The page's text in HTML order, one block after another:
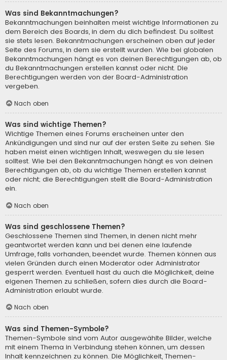
Was sind Bekanntmachungen?
Bekanntmachungen beinhalten meist wichtige Informationen zu
dem Bereich des Boards, in dem du dich befindest. Du solltest
sie stets lesen. Bekanntmachungen erscheinen oben auf jeder
Seite des Forums, in dem sie erstellt wurden. Wie bei globalen
Bekanntmachungen hängt es von deinen Berechtigungen ab, ob
du Bekanntmachungen erstellen kannst oder nicht. Die
Berechtigungen werden von der Board-Administration
vergeben.
Nach oben
Was sind wichtige Themen?
Wichtige Themen eines Forums erscheinen unter den
Ankündigungen und sind nur auf der ersten Seite zu sehen. Sie
haben meist einen wichtigen Inhalt, weswegen du sie lesen
solltest. Wie bei den Bekanntmachungen hängt es von deinen
Berechtigungen ab, ob du wichtige Themen erstellen kannst
oder nicht; die Berechtigungen stellt die Board-Administration
ein.
Nach oben
Was sind geschlossene Themen?
Geschlossene Themen sind Themen, in denen nicht mehr
geantwortet werden kann und bei denen eine laufende
Umfrage, falls vorhanden, beendet wurde. Themen können aus
vielen Gründen durch einen Moderator oder Administrator
gesperrt werden. Eventuell hast du auch die Möglichkeit, deine
eigenen Themen zu schließen, sofern dies durch die Board-
Administration erlaubt wurde.
Nach oben
Was sind Themen-Symbole?
Themen-Symbole sind vom Autor ausgewählte Bilder, welche
mit einem Thema in Verbindung stehen können, um dessen
Inhalt kennzeichnen zu können. Die Möglichkeit, Themen-